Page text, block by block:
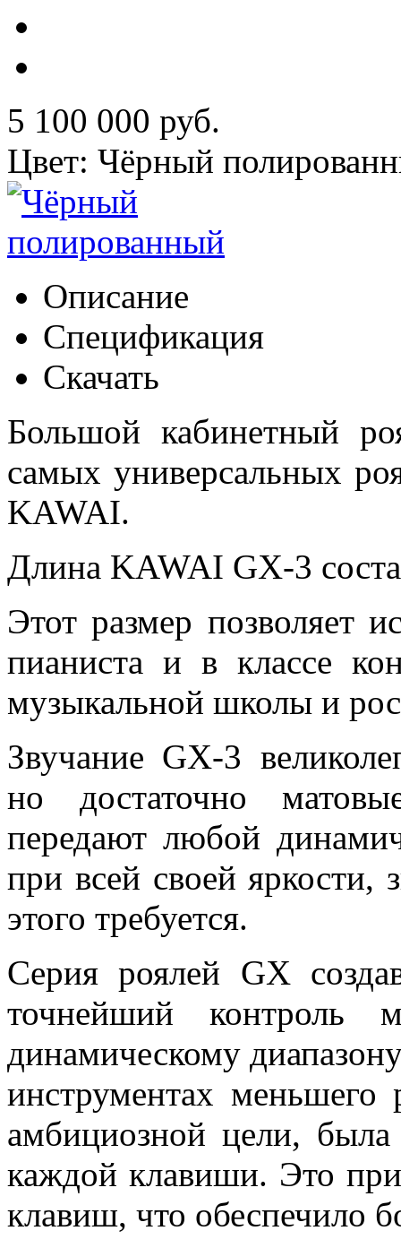
5 100 000 руб.
Цвет: Чёрный
Описание
Спецификация
Скачать
Большой кабинетный
самых универсальных
KAWAI.
Длина KAWAI GX-3
Этот размер позволяет
пианиста и в классе
музыкальной школы и
Звучание GX-3
но достаточно
передают любой
при всей своей яркости,
этого требуется.
Серия роялей GX
точнейший контроль
динамическому
инструментах меньшего
амбициозной цели, была
каждой клавиши. Это
клавиш, что обеспечило